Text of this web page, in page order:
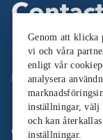
Follow Us:
Genom att klicka
vi och våra
enligt vår
analysera
inställningar,
och kan
inställningar.